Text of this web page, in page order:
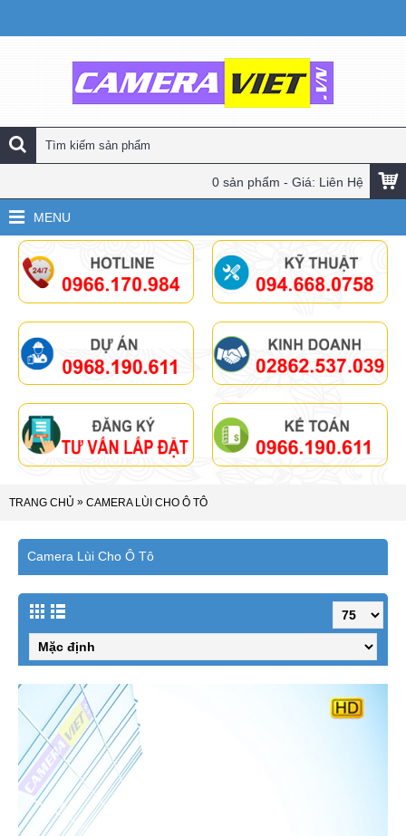
0 sản phẩm - Giá: Liên Hệ
MENU
TRANG CHỦ » CAMERA LÙI CHO Ô TÔ
Camera Lùi Cho Ô Tô